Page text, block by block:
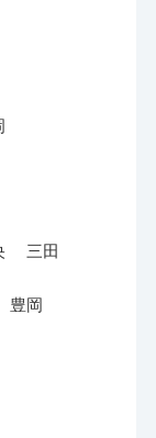
三田
豊岡